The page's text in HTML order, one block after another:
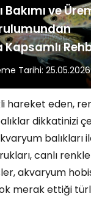
Bakımı ve
Kapsamlı
Tarihi: 25.05.2026
hareket eden,
dikkatinizi
balıkları
canlı
akvaryum
merak ettiği